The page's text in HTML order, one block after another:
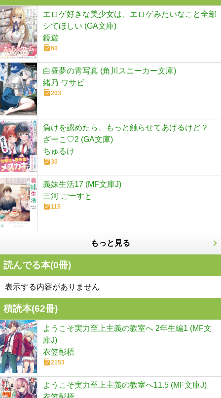
エロゲ好きな美少女は、エロゲみたいなこと全部
シてほしい (GA文庫)
鏡遊
60
白昼夢の青写真 (角川スニーカー文庫)
緒乃 ワサビ
203
負けを認めたら、もっと触らせてあげるけど？
ざーこ♡2 (GA文庫)
ちゅるけ
30
義妹生活17 (MF文庫J)
三河 ごーすと
115
もっと見る
読んでる本(0冊)
表示する内容がありません
積読本(62冊)
ようこそ実力至上主義の教室へ 2年生編1 (MF文
庫J)
衣笠彰梧
2153
ようこそ実力至上主義の教室へ11.5 (MF文庫J)